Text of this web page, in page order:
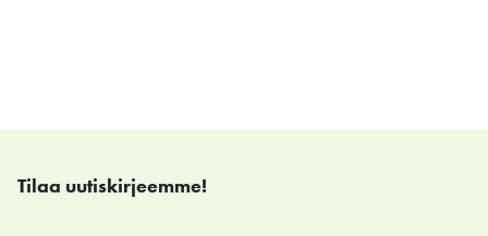
Tilaa uutiskirjeemme!